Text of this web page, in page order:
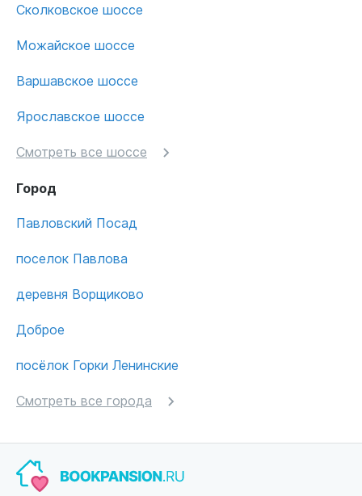
Сколковское шоссе
Можайское шоссе
Варшавское шоссе
Ярославское шоссе
Смотреть все шоссе
Город
Павловский Посад
поселок Павлова
деревня Ворщиково
Доброе
посёлок Горки Ленинские
Смотреть все города